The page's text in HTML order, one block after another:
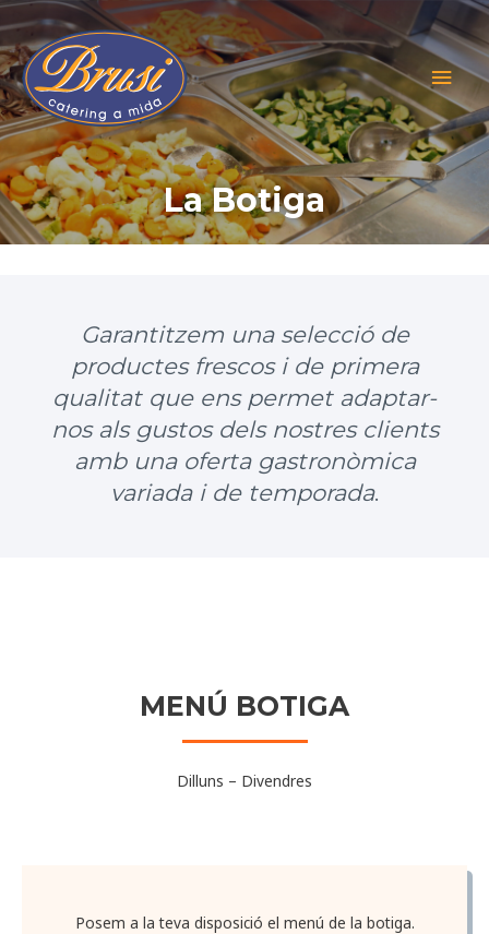
Vés
contingut
La Botiga
Garantitzem una selecció de
productes frescos i de primera
qualitat que ens permet adaptar-
nos als gustos dels nostres clients
amb una oferta gastronòmica
variada i de temporada.
MENÚ BOTIGA
Dilluns – Divendres
Posem a la teva disposició el menú de la botiga.